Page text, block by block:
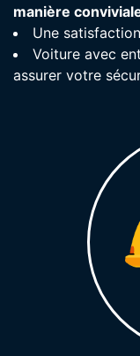
manière
Une
Voiture avec
assurer votre